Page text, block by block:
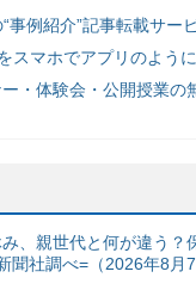
事例紹介”記事転載サー
スマホでアプリのよう
・体験会・公開授業の
、親世代と何が違う？
聞社調べ=（2026年8月7